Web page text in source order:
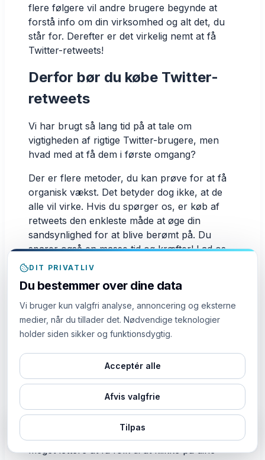
flere følgere vil andre brugere begynde at
forstå info om din virksomhed og alt det, du
står for. Derefter er det virkelig nemt at få
Twitter-retweets!
Derfor bør du købe Twitter-
retweets
Vi har brugt så lang tid på at tale om
vigtigheden af rigtige Twitter-brugere, men
hvad med at få dem i første omgang?
Der er flere metoder, du kan prøve for at få
organisk vækst. Det betyder dog ikke, at de
alle vil virke. Hvis du spørger os, er køb af
retweets den enkleste måde at øge din
sandsynlighed for at blive berømt på. Du
sparer også en masse tid og kræfter! Lad os
se på nogle af grundene til, at du bør købe
Øg affiliate-salget
Retweets er en glimrende måde for dig at
tjene penge på. Affiliate-salg er, når folk
klikker på et link, som du er blevet
sponsoreret til at dele. Hvis de så ender med
at foretage et køb, får du en procentdel af det
køb. Det er ganske enkelt penge!
Når dit team på de sociale medier får
anerkendelse fra andre brugere, bliver det
meget lettere at få folk til at klikke på dine
Nogen fra købte 200 Followers
DIT PRIVATLIV
Du bestemmer over dine data
Vi bruger kun valgfri analyse, annoncering og eksterne
medier, når du tillader det. Nødvendige teknologier
holder siden sikker og funktionsdygtig.
Acceptér alle
Afvis valgfrie
Tilpas